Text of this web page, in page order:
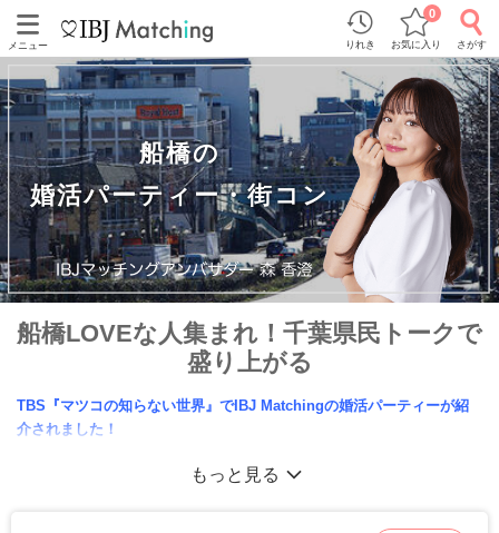
メニュー りれき お気に入り
0
さがす
船橋の
婚活パーティー・街コン
船橋LOVEな人集まれ！千葉県民トークで
盛り上がる
TBS『マツコの知らない世界』でIBJ Matchingの婚活パーティーが紹
介されました！
船橋エリアの婚活パーティー・恋活エンタメイベントの一覧。
船橋駅周辺の飲食店で開催される個室婚活パーティーが人気。ららぽーとTOKYO-
もっと見る